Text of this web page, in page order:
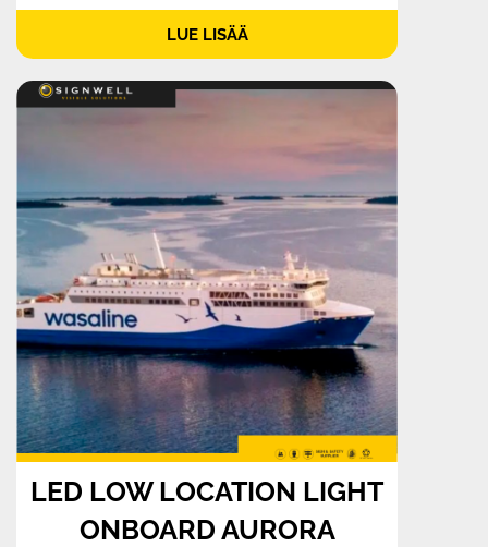
LUE LISÄÄ
LED LOW LOCATION LIGHT
ONBOARD AURORA